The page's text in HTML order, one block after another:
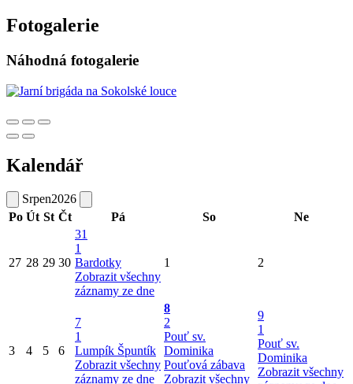
Fotogalerie
Náhodná fotogalerie
Kalendář
Srpen2026
Po Út St Čt Pá So Ne
27 28 29 30
31
1
Bardotky
Zobrazit všechny
záznamy ze dne
1 2
3 4 5 6
7
1
Lumpík Špuntík
Zobrazit všechny
záznamy ze dne
8
2
Pouť sv.
Dominika
Pouťová zábava
Zobrazit všechny
9
1
Pouť sv.
Dominika
Zobrazit všechny